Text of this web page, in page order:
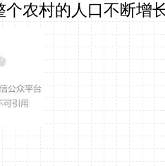
农村的人口不断增